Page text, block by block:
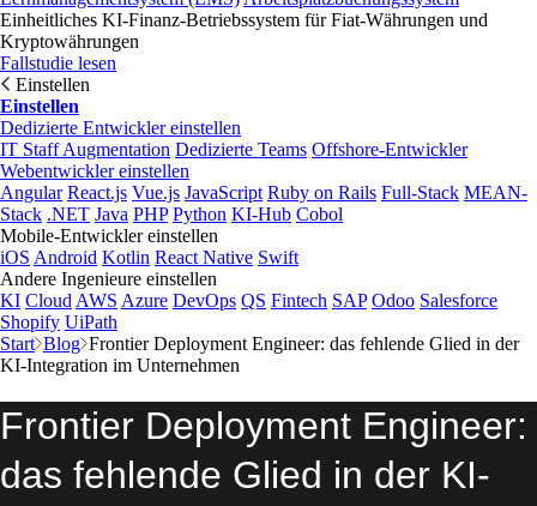
Einheitliches KI-Finanz-Betriebssystem für Fiat-Währungen und
Kryptowährungen
Fallstudie lesen
Einstellen
Einstellen
Dedizierte Entwickler einstellen
IT Staff Augmentation Dedizierte Teams Offshore-Entwickler
Webentwickler einstellen
Angular React.js Vue.js JavaScript Ruby on Rails Full-Stack MEAN-
Stack .NET Java PHP Python KI-Hub Cobol
Mobile-Entwickler einstellen
iOS Android Kotlin React Native Swift
Andere Ingenieure einstellen
KI Cloud AWS Azure DevOps QS Fintech SAP Odoo Salesforce
Shopify UiPath
Start Blog Frontier Deployment Engineer: das fehlende Glied in der
KI-Integration im Unternehmen
Frontier Deployment Engineer:
das fehlende Glied in der KI-